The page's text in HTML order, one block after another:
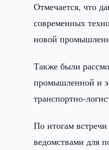
Отмечается, что
современных
новой
Также были
промышленной и
транспортно-
По итогам
ведомствами для